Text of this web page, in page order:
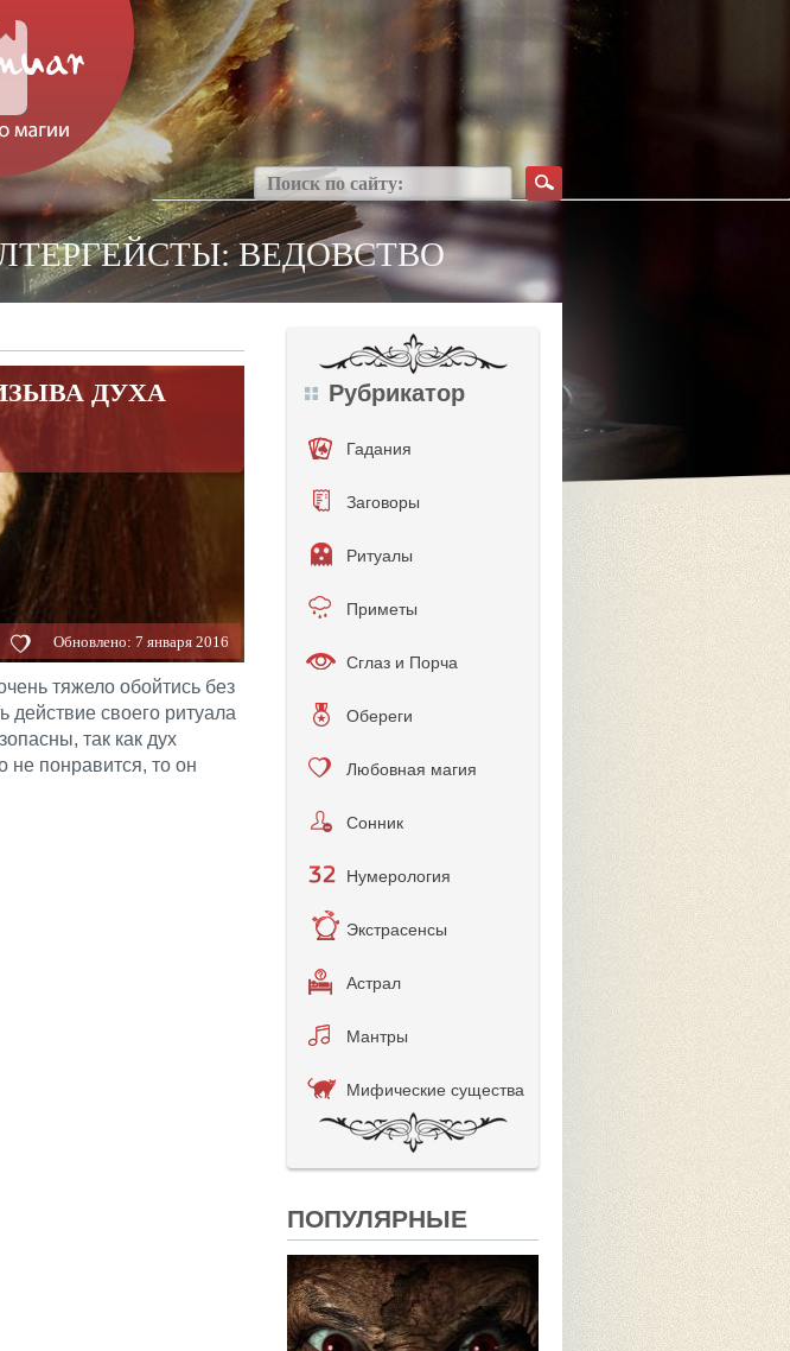
ВЕДОВСТВО
ДУХА
Обновлено: 7 января 2016
тяжело обойтись без
своего ритуала
так как дух
не понравится, то он
Рубрикатор
Гадания
Заговоры
Ритуалы
Приметы
Сглаз и Порча
Обереги
Любовная магия
Сонник
Нумерология
Экстрасенсы
Астрал
Мантры
Мифические существа
ПОПУЛЯРНЫЕ